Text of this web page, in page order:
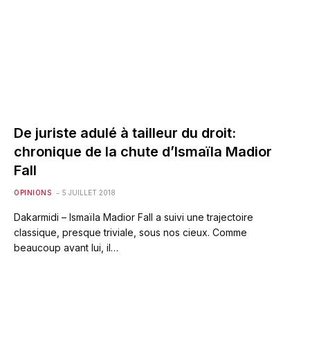
De juriste adulé à tailleur du droit:
chronique de la chute d’Ismaïla Madior
Fall
OPINIONS 5 JUILLET 2018
Dakarmidi – Ismaïla Madior Fall a suivi une trajectoire
classique, presque triviale, sous nos cieux. Comme
beaucoup avant lui, il…